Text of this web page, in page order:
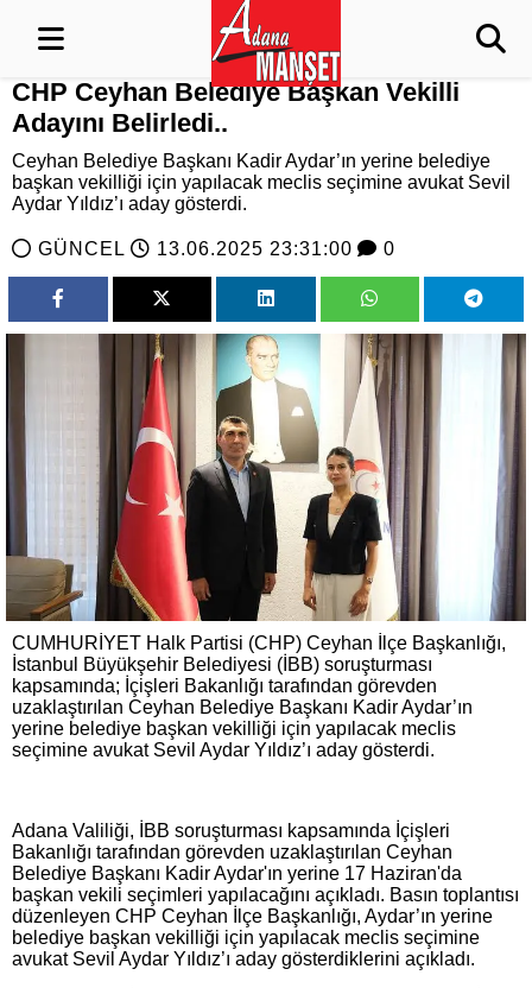
CHP Ceyhan Belediye Başkan Vekilli
Adayını Belirledi..
Ceyhan Belediye Başkanı Kadir Aydar’ın yerine belediye
başkan vekilliği için yapılacak meclis seçimine avukat Sevil
Aydar Yıldız’ı aday gösterdi.
GÜNCEL 13.06.2025 23:31:00 0
CUMHURİYET Halk Partisi (CHP) Ceyhan İlçe Başkanlığı,
İstanbul Büyükşehir Belediyesi (İBB) soruşturması
kapsamında; İçişleri Bakanlığı tarafından görevden
uzaklaştırılan Ceyhan Belediye Başkanı Kadir Aydar’ın
yerine belediye başkan vekilliği için yapılacak meclis
seçimine avukat Sevil Aydar Yıldız’ı aday gösterdi.
Adana Valiliği, İBB soruşturması kapsamında İçişleri
Bakanlığı tarafından görevden uzaklaştırılan Ceyhan
Belediye Başkanı Kadir Aydar'ın yerine 17 Haziran'da
başkan vekili seçimleri yapılacağını açıkladı. Basın toplantısı
düzenleyen CHP Ceyhan İlçe Başkanlığı, Aydar’ın yerine
belediye başkan vekilliği için yapılacak meclis seçimine
avukat Sevil Aydar Yıldız’ı aday gösterdiklerini açıkladı.